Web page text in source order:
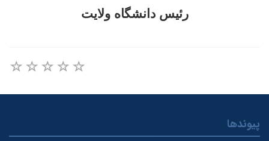
رئیس دانشگاه ولایت
پیوندها